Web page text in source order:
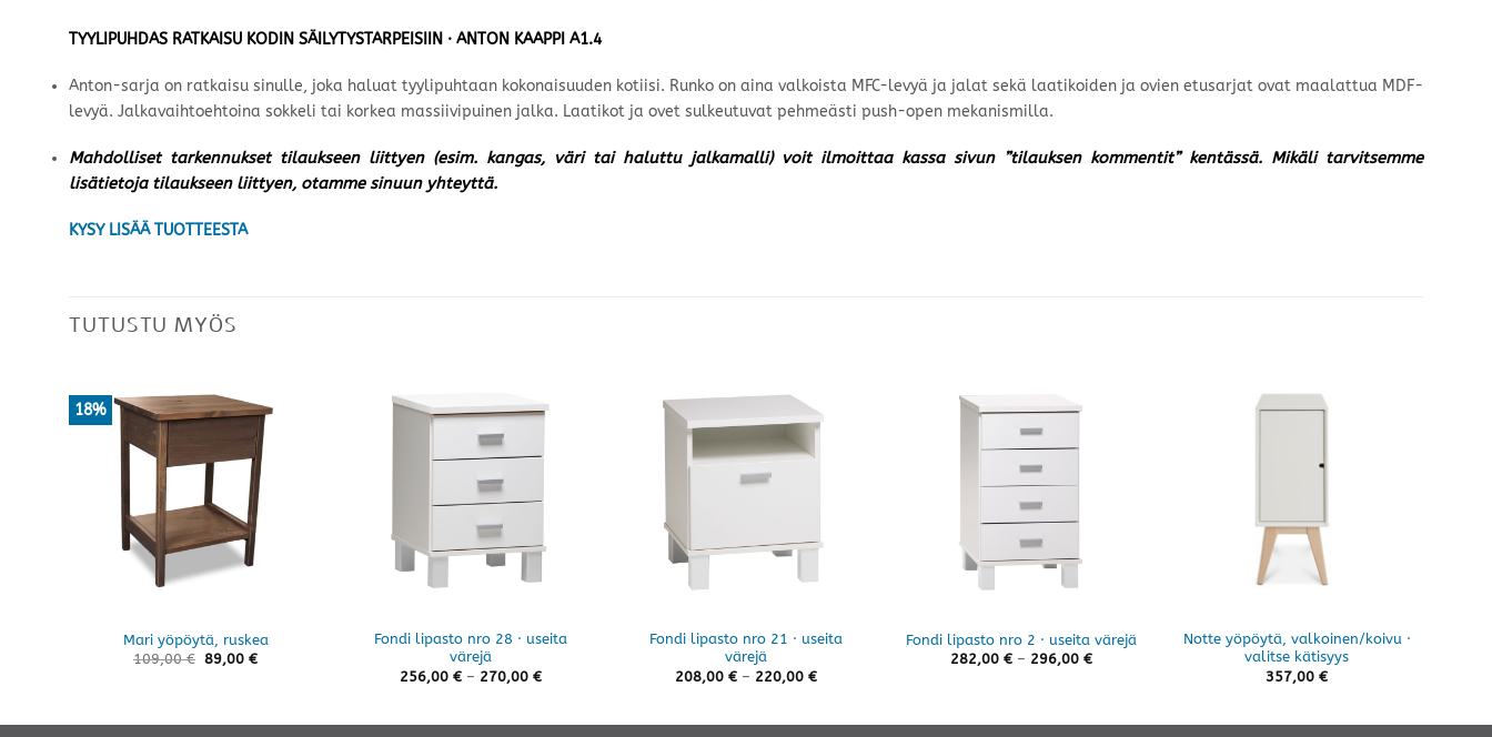
TYYLIPUHDAS RATKAISU KODIN SÄILYTYSTARPEISIIN · ANTON KAAPPI A1.4
Anton-sarja on ratkaisu sinulle, joka haluat tyylipuhtaan kokonaisuuden kotiisi. Runko on aina valkoista MFC-levyä ja jalat sekä laatikoiden ja ovien etusarjat ovat maalattua MDF-
levyä. Jalkavaihtoehtoina sokkeli tai korkea massiivipuinen jalka. Laatikot ja ovet sulkeutuvat pehmeästi push-open mekanismilla.
Mahdolliset tarkennukset tilaukseen liittyen (esim. kangas, väri tai haluttu jalkamalli) voit ilmoittaa kassa sivun ”tilauksen kommentit” kentässä. Mikäli tarvitsemme
lisätietoja tilaukseen liittyen, otamme sinuun yhteyttä.
KYSY LISÄÄ TUOTTEESTA
TUTUSTU MYÖS
18%
Mari yöpöytä, ruskea
109,00€ 89,00 €
Fondi lipasto nro 28 · useita
värejä
256,00 € – 270,00 €Hintaluokka:
Fondi lipasto nro 21 · useita
värejä
208,00 € – 220,00 €Hintaluokka:
Fondi lipasto nro 2 · useita värejä
282,00 € – 296,00 €Hintaluokka:
Notte yöpöytä, valkoinen/koivu ·
valitse kätisyys
357,00 €